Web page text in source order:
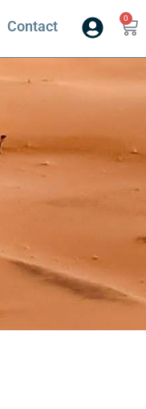
0
Contact